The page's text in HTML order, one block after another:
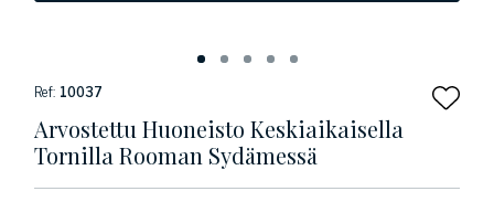
Ref: 10037
Arvostettu Huoneisto Keskiaikaisella
Tornilla Rooman Sydämessä